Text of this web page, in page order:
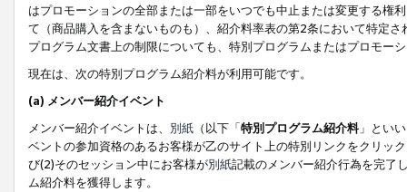
はプロモーションの全部または一部をいつでも中止または変更する権
て（商品購入を含まないものも）、紹介料率表の第2条において特定
プログラム文書上の制限についても、特別プログラムまたはプロモー
現在は、次の特別プログラム紹介料が利用可能です。
(a) メンバー紹介イベント
メンバー紹介イベントは、 別紙 （以下「特別プログラム紹介料」とい
ベントの参加資格のあるお客様が乙のサイト上の特別リンクをクリッ
び(2)そのセッション中にお客様が別紙記載のメンバー紹介行為を完了
ム紹介料を獲得します。